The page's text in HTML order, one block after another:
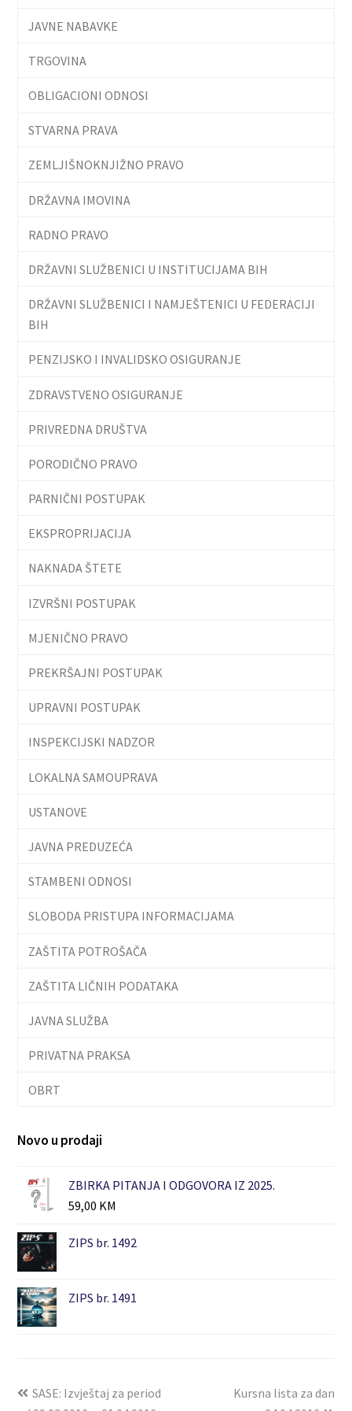
JAVNE NABAVKE
TRGOVINA
OBLIGACIONI ODNOSI
STVARNA PRAVA
ZEMLJIŠNOKNJIŽNO PRAVO
DRŽAVNA IMOVINA
RADNO PRAVO
DRŽAVNI SLUŽBENICI U INSTITUCIJAMA BIH
DRŽAVNI SLUŽBENICI I NAMJEŠTENICI U FEDERACIJI
BIH
PENZIJSKO I INVALIDSKO OSIGURANJE
ZDRAVSTVENO OSIGURANJE
PRIVREDNA DRUŠTVA
PORODIČNO PRAVO
PARNIČNI POSTUPAK
EKSPROPRIJACIJA
NAKNADA ŠTETE
IZVRŠNI POSTUPAK
MJENIČNO PRAVO
PREKRŠAJNI POSTUPAK
UPRAVNI POSTUPAK
INSPEKCIJSKI NADZOR
LOKALNA SAMOUPRAVA
USTANOVE
JAVNA PREDUZEĆA
STAMBENI ODNOSI
SLOBODA PRISTUPA INFORMACIJAMA
ZAŠTITA POTROŠAČA
ZAŠTITA LIČNIH PODATAKA
JAVNA SLUŽBA
PRIVATNA PRAKSA
OBRT
Novo u prodaji
ZBIRKA PITANJA I ODGOVORA IZ 2025.
59,00 KM
ZIPS br. 1492
ZIPS br. 1491
SASE: Izvještaj za period
Kursna lista za dan